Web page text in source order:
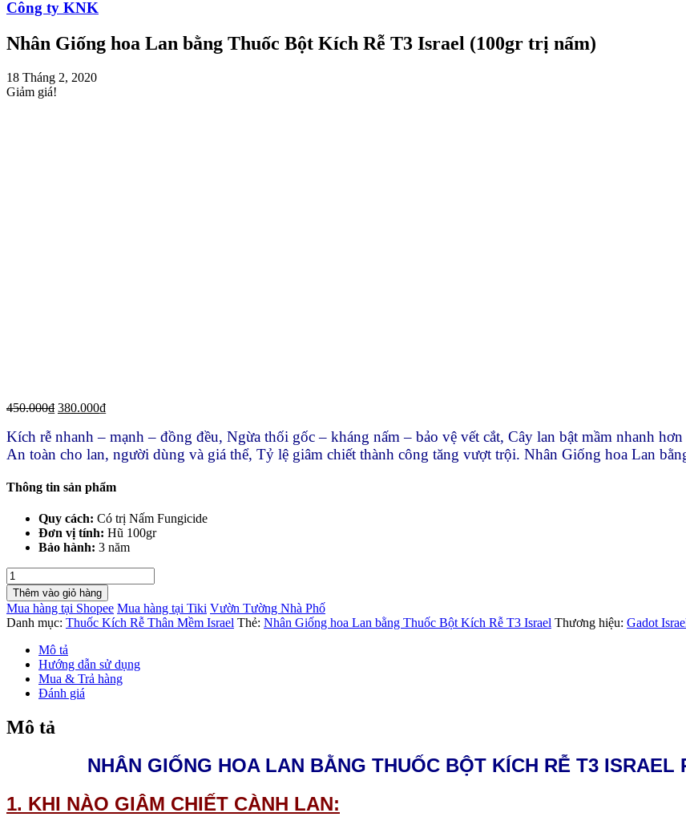
Công ty KNK
Nhân Giống hoa Lan bằng Thuốc Bột Kích Rễ T3 Israel (100gr trị nấm)
18 Tháng 2, 2020
Giảm giá!
450.000₫ 380.000₫
Kích rễ nhanh – mạnh – đồng đều, Ngừa thối gốc – kháng nấm – bảo vệ vết cắt, Cây lan bật mầm nhanh hơn
An toàn cho lan, người dùng và giá thể, Tỷ lệ giâm chiết thành công tăng vượt trội. Nhân Giống hoa Lan
Thông tin sản phẩm
Quy cách: Có trị Nấm Fungicide
Đơn vị tính: Hũ 100gr
Bảo hành: 3 năm
Nhân
Giống
hoa
Lan
bằng
Thuốc
Kích
Israel
(100gr
Thêm vào giỏ hàng
Mua hàng tại Shopee Mua hàng tại Tiki Vườn Tường Nhà Phố
Danh mục: Thuốc Kích Rễ Thân Mềm Israel Thẻ: Nhân Giống hoa Lan bằng Thuốc Bột Kích Rễ T3 Israel Thương hiệu: Gadot
Mô tả
Hướng dẫn sử dụng
Mua & Trả hàng
Đánh giá
Mô tả
NHÂN GIỐNG HOA LAN BẰNG THUỐC BỘT KÍCH RỄ T3 ISRAEL
1. KHI NÀO GIÂM CHIẾT CÀNH LAN: